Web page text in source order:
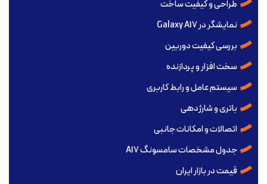
طراحی و کیفیت ساخت
نمایشگر در Galaxy A17
بررسی کیفیت دوربین‌
سخت‌ افزار و پردازنده
سیستم‌ عامل و رابط کاربری
باتری و شارژدهی
اتصالات و امکانات جانبی
جدول مشخصات سامسونگ A17
قیمت در بازار ایران